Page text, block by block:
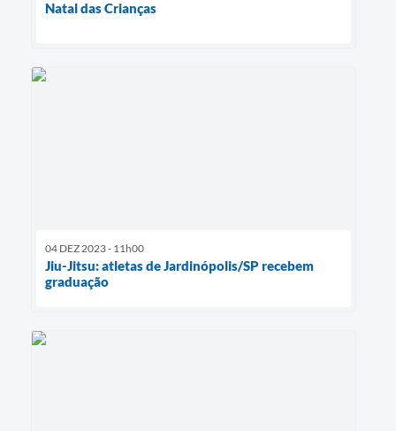
Natal das Crianças
04 DEZ 2023 - 11h00
Jiu-Jitsu: atletas de Jardinópolis/SP recebem
graduação